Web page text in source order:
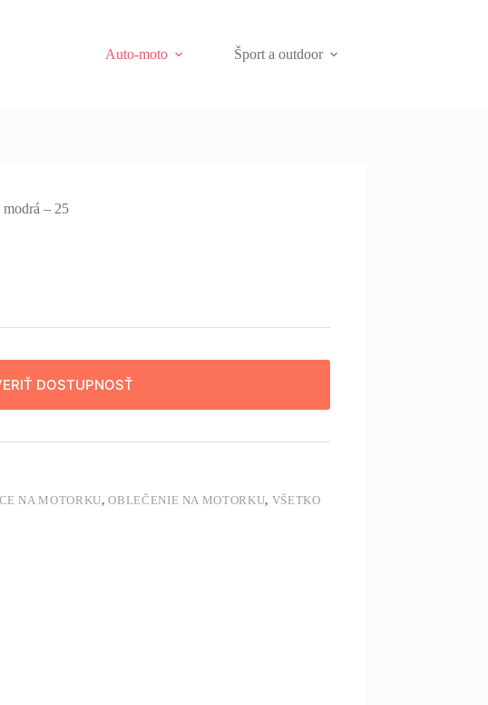
Auto-moto Šport a outdoor
– 25
DOSTUPNOSŤ
NA MOTORKU,OBLEČENIE NA MOTORKU, VŠETKO